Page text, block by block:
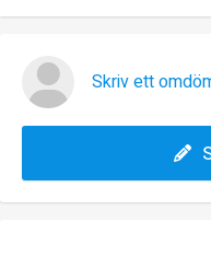
Skriv ett